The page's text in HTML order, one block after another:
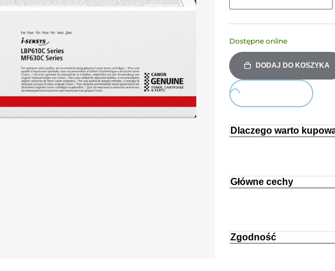
Dostępne online
DODAJ DO KOSZYKA
Loading...
Dlaczego warto
Główne cechy
Zgodność